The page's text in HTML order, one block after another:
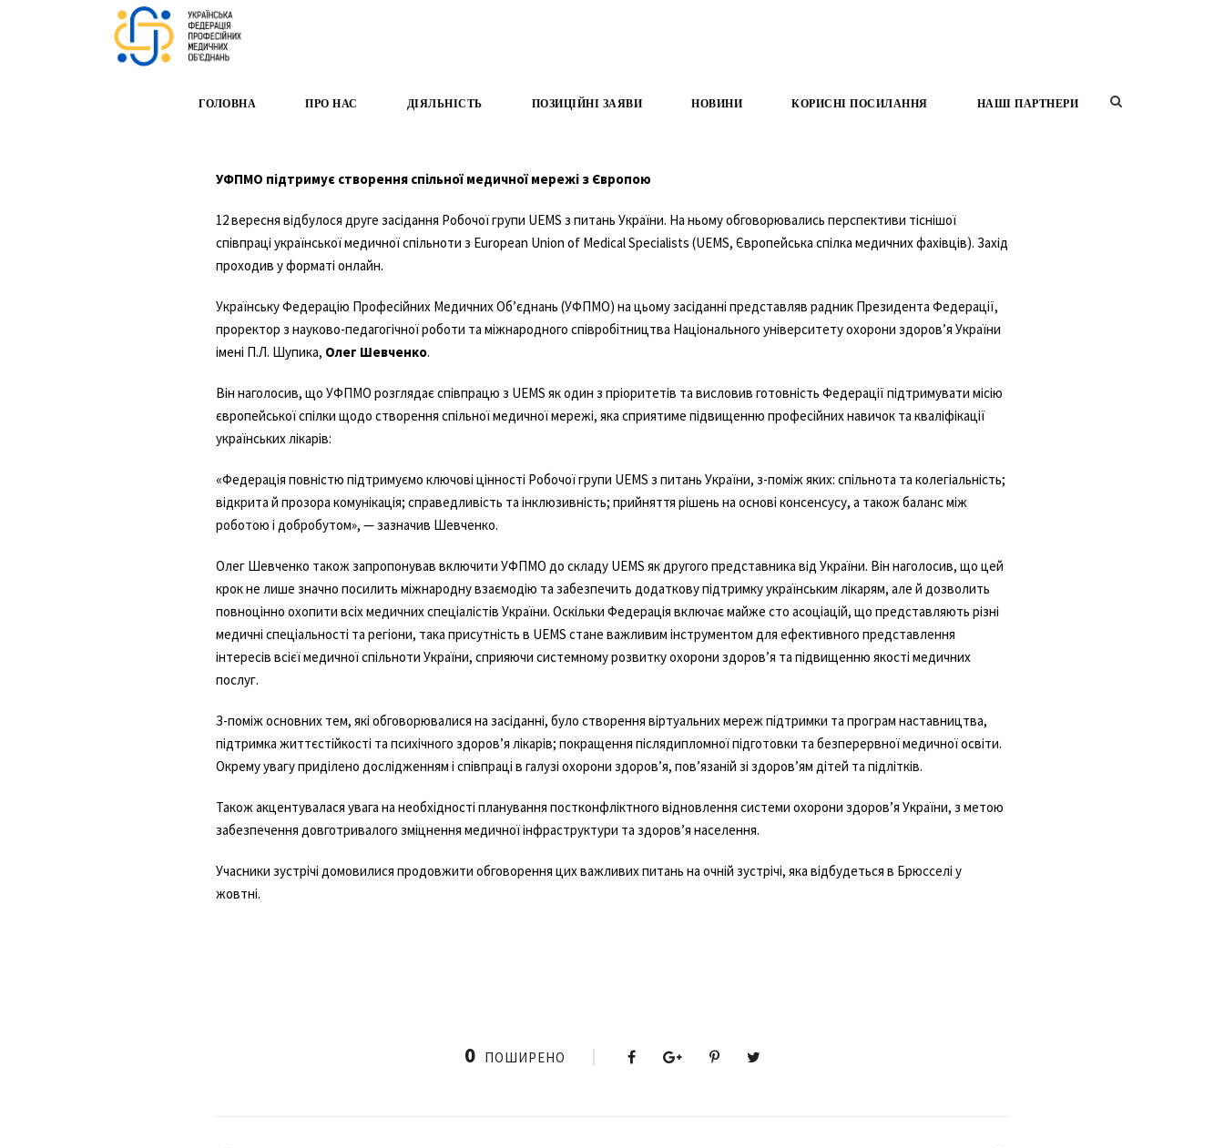
ГОЛОВНА ПРО НАС ДІЯЛЬНІСТЬ ПОЗИЦІЙНІ ЗАЯВИ НОВИНИ КОРИСНІ ПОСИЛАННЯ НАШІ ПАРТНЕРИ
УФПМО підтримує створення спільної медичної мережі з Європою
12 вересня відбулося друге засідання Робочої групи UEMS з питань України. На ньому обговорювались перспективи тіснішої
співпраці української медичної спільноти з European Union of Medical Specialists (UEMS, Європейська спілка медичних фахівців). Захід
проходив у форматі онлайн.
Українську Федерацію Професійних Медичних Об’єднань (УФПМО) на цьому засіданні представляв радник Президента Федерації,
проректор з науково-педагогічної роботи та міжнародного співробітництва Національного університету охорони здоров’я України
імені П.Л. Шупика, Олег Шевченко.
Він наголосив, що УФПМО розглядає співпрацю з UEMS як один з пріоритетів та висловив готовність Федерації підтримувати місію
європейської спілки щодо створення спільної медичної мережі, яка сприятиме підвищенню професійних навичок та кваліфікації
українських лікарів:
«Федерація повністю підтримуємо ключові цінності Робочої групи UEMS з питань України, з-поміж яких: спільнота та колегіальність;
відкрита й прозора комунікація; справедливість та інклюзивність; прийняття рішень на основі консенсусу, а також баланс між
роботою і добробутом», — зазначив Шевченко.
Олег Шевченко також запропонував включити УФПМО до складу UEMS як другого представника від України. Він наголосив, що цей
крок не лише значно посилить міжнародну взаємодію та забезпечить додаткову підтримку українським лікарям, але й дозволить
повноцінно охопити всіх медичних спеціалістів України. Оскільки Федерація включає майже сто асоціацій, що представляють різні
медичні спеціальності та регіони, така присутність в UEMS стане важливим інструментом для ефективного представлення
інтересів всієї медичної спільноти України, сприяючи системному розвитку охорони здоров’я та підвищенню якості медичних
послуг.
З-поміж основних тем, які обговорювалися на засіданні, було створення віртуальних мереж підтримки та програм наставництва,
підтримка життєстійкості та психічного здоров’я лікарів; покращення післядипломної підготовки та безперервної медичної освіти.
Окрему увагу приділено дослідженням і співпраці в галузі охорони здоров’я, пов’язаній зі здоров’ям дітей та підлітків.
Також акцентувалася увага на необхідності планування постконфліктного відновлення системи охорони здоров’я України, з метою
забезпечення довготривалого зміцнення медичної інфраструктури та здоров’я населення.
Учасники зустрічі домовилися продовжити обговорення цих важливих питань на очній зустрічі, яка відбудеться в Брюсселі у
жовтні.
0 ПОШИРЕНО